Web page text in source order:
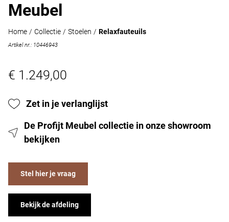
Meubel
Home / Collectie / Stoelen / Relaxfauteuils
Artikel nr.: 10446943
€ 1.249,00
Zet in je verlanglijst
De Profijt Meubel collectie in onze showroom
bekijken
Stel hier je vraag
Bekijk de afdeling